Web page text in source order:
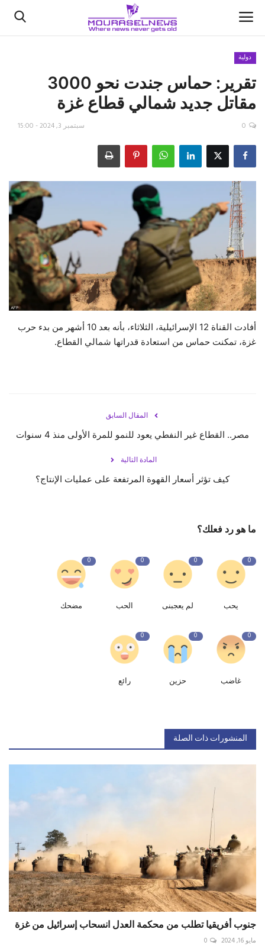
الأخبار
كتّابنا
اقتصاد
علوم وتكنولوجيا
رياضة
فيديو
حياة
دولية
تقرير: حماس جندت نحو 3000
مقاتل جديد شمالي قطاع غزة
سبتمبر 3, 2024 - 15:00 0
أفادت القناة 12 الإسرائيلية، الثلاثاء، بأنه بعد 10 أشهر من بدء حرب
غزة، تمكنت حماس من استعادة قدراتها شمالي القطاع.
المقال السابق
مصر.. القطاع غير النفطي يعود للنمو للمرة الأولى منذ 4 سنوات
المادة التالية
كيف تؤثر أسعار القهوة المرتفعة على عمليات الإنتاج؟
ما هو رد فعلك؟
0
يحب
0
لم يعجبنى
0
الحب
0
مضحك
0
غاضب
0
حزين
0
رائع
المنشورات ذات الصلة
جنوب أفريقيا تطلب من محكمة العدل انسحاب إسرائيل من غزة
مايو 16, 2024 0